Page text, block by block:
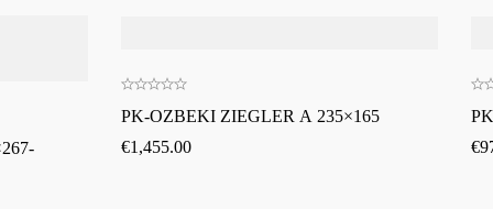
PK-OZBEKI ZIEGLER A 235×165
€1,455.00
€